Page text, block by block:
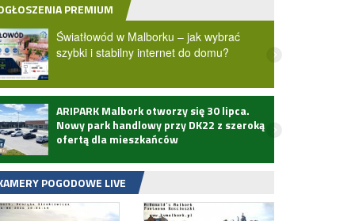
PREMIUM
Światłowód w Malborku – jak wybrać
szybki i stabilny internet do domu?
ARIPARK Malbork otworzy się 30 lipca.
Nowy park handlowy przy DK22 z szeroką
ofertą dla mieszkańców
POGODOWE LIVE